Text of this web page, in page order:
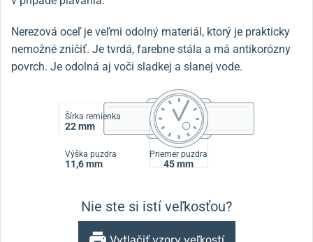
Nerezová oceľ je veľmi odolný materiál, ktorý je prakticky
nemožné zničiť. Je tvrdá, farebne stála a má antikorózny
povrch. Je odolná aj voči sladkej a slanej vode.
Šírka remienka
22 mm
Výška puzdra
11,6 mm
Priemer puzdra
45 mm
Nie ste si istí veľkosťou?